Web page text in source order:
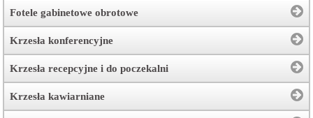
Fotele gabinetowe obrotowe
Krzesła konferencyjne
Krzesła recepcyjne i do poczekalni
Krzesła kawiarniane